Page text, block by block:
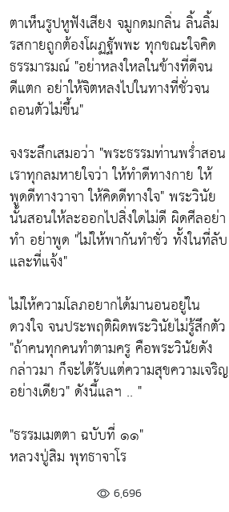
ตาเห็นรูปหูฟังเสียง จมูกดมกลิ่น ลิ้นลิ้ม
รสกายถูกต้องโผฏฐัพพะ ทุกขณะใจคิด
ธรรมารมณ์ "อย่าหลงใหลในข้างที่ดีจน
ดีแตก อย่าให้จิตหลงไปในทางที่ชั่วจน
ถอนตัวไม่ขึ้น"
จงระลึกเสมอว่า "พระธรรมท่านพร่ำสอน
เราทุกลมหายใจว่า ให้ทำดีทางกาย ให้
พูดดีทางวาจา ให้คิดดีทางใจ"พระวินัย
นั้นสอนให้ละออกไปสิ่งใดไม่ดี ผิดศีลอย่า
ทำ อย่าพูด "ไม่ให้พากันทำชั่ว ทั้งในที่ลับ
และที่แจ้ง"
ไม่ให้ความโลภอยากได้มานอนอยู่ใน
ดวงใจ จนประพฤติผิดพระวินัยไม่รู้สึกตัว
"ถ้าคนทุกคนทำตามครู คือพระวินัยดัง
กล่าวมา ก็จะได้รับแต่ความสุขความเจริญ
อย่างเดียว"ดังนี้แลฯ .. "
"ธรรมเมตตา ฉบับที่ ๑๑"
หลวงปู่สิม พุทธาจาโร
6,696